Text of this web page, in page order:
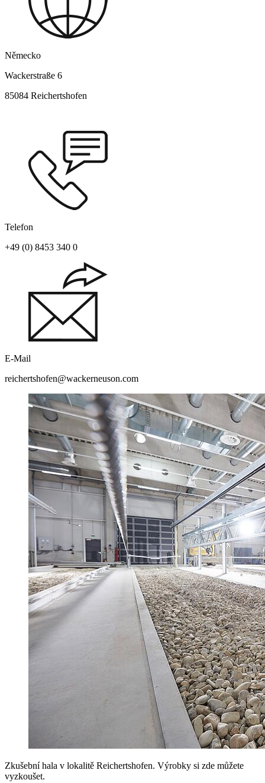
Německo
Wackerstraße 6
85084 Reichertshofen
Telefon
+49 (0) 8453 340 0
E-Mail
reichertshofen@wackerneuson.com
Zkušební hala v lokalitě Reichertshofen. Výrobky si zde můžete
vyzkoušet.